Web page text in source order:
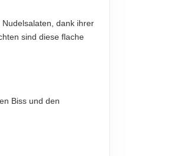
dank ihrer
sind diese flache
Biss und den